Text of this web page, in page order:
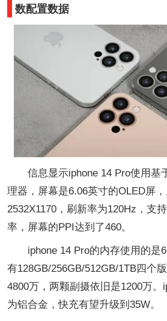
数配置数据
信息显示iphone 14 Pro使用基
理器，屏幕是6.06英寸的OLED屏
2532X1170，刷新率为120Hz，支
率，屏幕的PPI达到了460。
iphone 14 Pro的内存使用的是
有128GB/256GB/512GB/1TB四个
4800万，两颗副摄依旧是1200万。
为铝合金，快充有望升级到35W。